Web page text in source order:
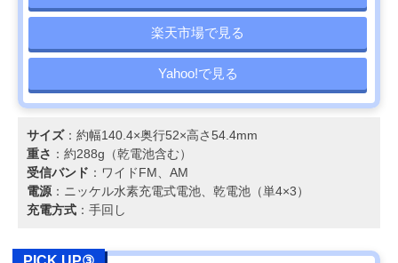
楽天市場で見る
Yahoo!で見る
サイズ：約幅140.4×奥行52×高さ54.4mm
重さ ：約288g（乾電池含む）
受信バンド ：ワイドFM、AM
電源 ：ニッケル水素充電式電池、乾電池（単4×3）
充電方式 ：手回し